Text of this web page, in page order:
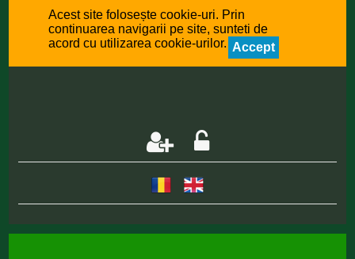
Acest site folosește cookie-uri. Prin
continuarea navigarii pe site, sunteti de
acord cu utilizarea cookie-urilor. Accept